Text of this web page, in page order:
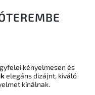
kényelmesen és
elegáns dizájnt, kiváló
kínálnak.